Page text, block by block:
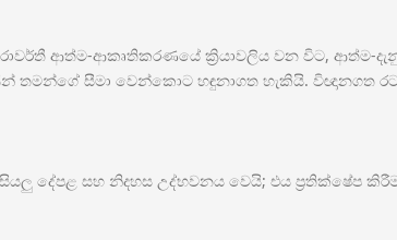
ආත්ම-ආකෘතිකරණයේ ක්‍රියාවලිය වන විට, ආත්ම-
තමන්ගේ සීමා වෙන්කොට හඳුනාගත හැකියි. විඥානගත
දේපළ සහ නිදහස උද්භවනය වෙයි; එය ප්‍රතික්ෂේප